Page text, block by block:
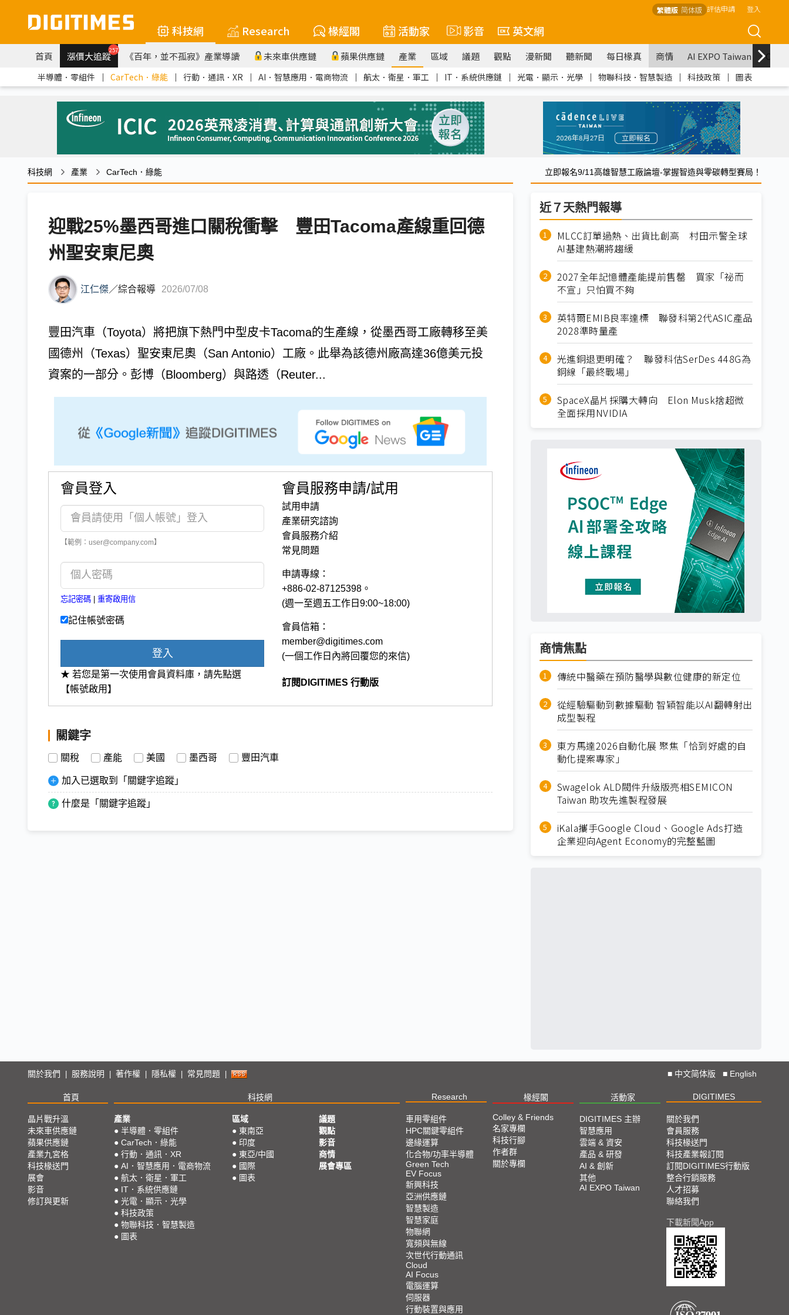
繁體版 简体版 評估申請 登入
科技網 Research 椽經閣 活動家 影音 英文網
首頁 漲價大追蹤257 《百年，並不孤寂》產業導讀 未來車供應鏈 蘋果供應鏈 產業 區域 議題 觀點 漫新聞 聽新聞 每日椽真 商情 AI EXPO Taiwan
半導體．零組件 ｜ CarTech．綠能 ｜ 行動．通訊．XR ｜ AI．智慧應用．電商物流 ｜ 航太．衛星．軍工 ｜ IT．系統供應鏈 ｜ 光電．顯示．光學 ｜ 物聯科技．智慧製造 ｜ 科技政策 ｜ 圖表
科技網 產業 CarTech．綠能 立即報名9/11高雄智慧工廠論壇-掌握智造與零碳轉型賽局！
迎戰25%墨西哥進口關稅衝擊 豐田Tacoma產線重回德
州聖安東尼奧
江仁傑／綜合報導 2026/07/08
豐田汽車（Toyota）將把旗下熱門中型皮卡Tacoma的生產線，從墨西哥工廠轉移至美
國德州（Texas）聖安東尼奧（San Antonio）工廠。此舉為該德州廠高達36億美元投
資案的一部分。彭博（Bloomberg）與路透（Reuter...
會員登入
【範例：user@company.com】
忘記密碼 重寄啟用信
記住帳號密碼
登入
★ 若您是第一次使用會員資料庫，請先點選
【帳號啟用】
會員服務申請/試用
試用申請
產業研究諮詢
會員服務介紹
常見問題
申請專線：
+886-02-87125398。
(週一至週五工作日9:00~18:00)
會員信箱：
member@digitimes.com
(一個工作日內將回覆您的來信)
訂閱DIGITIMES 行動版
關鍵字
關稅 產能 美國 墨西哥 豐田汽車
加入已選取到「關鍵字追蹤」
什麼是「關鍵字追蹤」
近７天熱門報導
MLCC訂單過熱、出貨比創高 村田示警全球
AI基建熱潮將趨緩
2027全年記憶體產能提前售罄 買家「祕而
不宣」只怕買不夠
英特爾EMIB良率達標 聯發科第2代ASIC產品
2028準時量產
光進銅退更明確？ 聯發科估SerDes 448G為
銅線「最終戰場」
SpaceX晶片採購大轉向 Elon Musk捨超微
全面採用NVIDIA
商情焦點
傳統中醫藥在預防醫學與數位健康的新定位
從經驗驅動到數據驅動 智穎智能以AI翻轉射出
成型製程
東方馬達2026自動化展 聚焦「恰到好處的自
動化提案專家」
Swagelok ALD閥件升級版亮相SEMICON
Taiwan 助攻先進製程發展
iKala攜手Google Cloud、Google Ads打造
企業迎向Agent Economy的完整藍圖
關於我們 服務說明 著作權 隱私權 常見問題 ■ 中文简体版 ■ English
首頁 科技網 Research 椽經閣 活動家 DIGITIMES
晶片戰升溫
未來車供應鏈
蘋果供應鏈
產業九宮格
科技椽送門
展會
影音
修訂與更新
產業
● 半導體．零組件
● CarTech．綠能
● 行動．通訊．XR
● AI．智慧應用．電商物流
● 航太．衛星．軍工
● IT．系統供應鏈
● 光電．顯示．光學
● 科技政策
● 物聯科技．智慧製造
● 圖表
區域
● 東南亞
● 印度
● 東亞/中國
● 國際
● 圖表
議題
觀點
影音
商情
展會專區
車用零組件
HPC關鍵零組件
邊緣運算
化合物/功率半導體
Green Tech
EV Focus
新興科技
亞洲供應鏈
智慧製造
智慧家庭
物聯網
寬頻與無線
次世代行動通訊
Cloud
AI Focus
電腦運算
伺服器
行動裝置與應用
Colley & Friends
名家專欄
科技行腳
作者群
關於專欄
DIGITIMES 主辦
智慧應用
雲端 & 資安
產品 & 研發
AI & 創新
其他
AI EXPO Taiwan
關於我們
會員服務
科技椽送門
科技產業報訂閱
訂閱DIGITIMES行動版
整合行銷服務
人才招募
聯絡我們
下載新聞App